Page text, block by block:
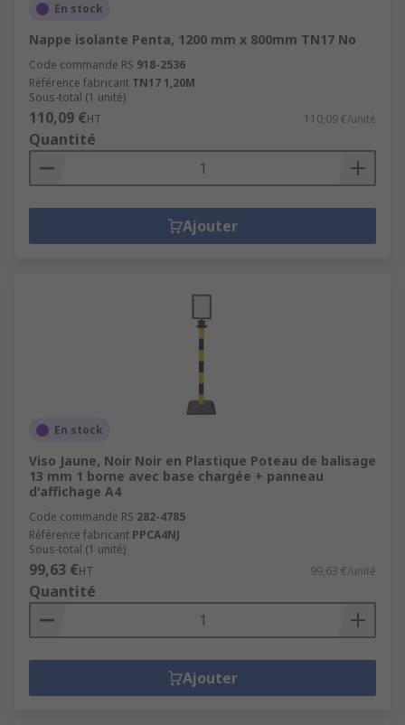
En stock
Nappe isolante Penta, 1200 mm x 800mm TN17 No
Code commande RS 918-2536
Référence fabricant TN17 1,20M
Sous-total (1 unité)
110,09 €HT 110,09 €/unité
Quantité
Ajouter
En stock
Viso Jaune, Noir Noir en Plastique Poteau de balisage
13 mm 1 borne avec base chargée + panneau
d'affichage A4
Code commande RS 282-4785
Référence fabricant PPCA4NJ
Sous-total (1 unité)
99,63 €HT 99,63 €/unité
Quantité
Ajouter